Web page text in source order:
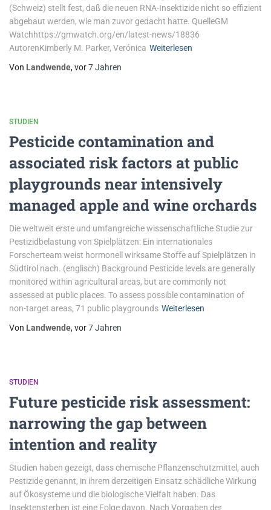
(Schweiz) stellt fest, daß die neuen RNA-Insektizide nicht so effizient
abgebaut werden, wie man zuvor gedacht hatte. QuelleGM
Watchhttps://gmwatch.org/en/latest-news/18836
AutorenKimberly M. Parker, Verónica Weiterlesen
Von Landwende, vor7 Jahren
STUDIEN
Pesticide contamination and
associated risk factors at public
playgrounds near intensively
managed apple and wine orchards
Die weltweit erste und umfangreiche wissenschaftliche Studie zur
Pestizidbelastung von Spielplätzen: Ein internationales
Forscherteam weist hormonell wirksame Stoffe auf Spielplätzen in
Südtirol nach. (englisch) Background Pesticide levels are generally
monitored within agricultural areas, but are commonly not
assessed at public places. To assess possible contamination of
non-target areas, 71 public playgrounds Weiterlesen
Von Landwende, vor7 Jahren
STUDIEN
Future pesticide risk assessment:
narrowing the gap between
intention and reality
Studien haben gezeigt, dass chemische Pflanzenschutzmittel, auch
Pestizide genannt, in ihrem derzeitigen Einsatz schädliche Wirkung
auf Ökosysteme und die biologische Vielfalt haben. Das
Insektensterben ist eine Folge davon. Nach Vorgaben der